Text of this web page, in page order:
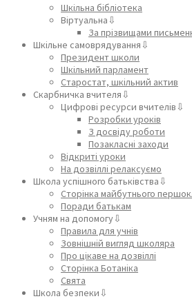
Шкільна бібліотека
Віртуальна⇩
За прізвищами
Шкільне самоврядування⇩
Президент школи
Шкільний парламент
Старостат, шкільний актив
Скарбничка вчителя⇩
Цифрові ресурси вчителів⇩
Розробки уроків
З досвіду роботи
Позакласні заходи
Відкриті уроки
На дозвіллі релаксуємо
Школа успішного батьківства⇩
Сторінка майбутнього
Поради батькам
Учням на допомогу⇩
Правила для учнів
Зовнішній вигляд школяра
Про цікаве на дозвіллі
Сторінка Ботаніка
Свята
Школа безпеки⇩